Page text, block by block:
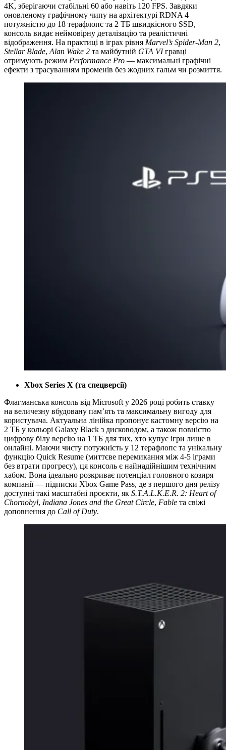
4K, зберігаючи стабільні 60 або навіть 120 FPS. Завдяки
оновленому графічному чипу на архітектурі RDNA 4
потужністю до 18 терафлопс та 2 ТБ швидкісного SSD,
консоль видає неймовірну деталізацію та реалістичні
відображення. На практиці в іграх рівня Marvel’s Spider-Man 2,
Stellar Blade, Alan Wake 2 та майбутній GTA VIгравці
отримують режим Performance Pro — максимальні графічні
ефекти з трасуванням променів без жодних гальм чи розмиття.
Xbox Series X (та спецверсії)
Флагманська консоль від Microsoft у 2026 році робить ставку
на величезну вбудовану пам’ять та максимальну вигоду для
користувача. Актуальна лінійка пропонує кастомну версію на
2 ТБ у кольорі Galaxy Black з дисководом, а також повністю
цифрову білу версію на 1 ТБ для тих, хто купує ігри лише в
онлайні. Маючи чисту потужність у 12 терафлопс та унікальну
функцію Quick Resume (миттєве перемикання між 4-5 іграми
без втрати прогресу), ця консоль є найнадійнішим технічним
хабом. Вона ідеально розкриває потенціал головного козиря
компанії — підписки Xbox Game Pass, де з першого дня релізу
доступні такі масштабні проєкти, як S.T.A.L.K.E.R. 2: Heart of
Chornobyl, Indiana Jones and the Great Circle, Fable та свіжі
доповнення до Call of Duty.